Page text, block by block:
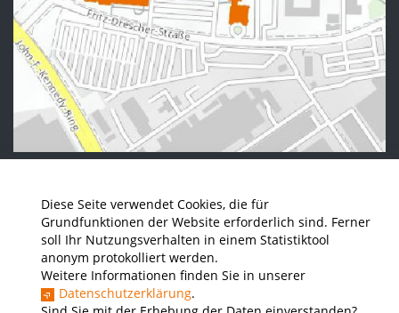
Diese Seite verwendet Cookies, die für
Grundfunktionen der Website erforderlich sind. Ferner
soll Ihr Nutzungsverhalten in einem Statistiktool
anonym protokolliert werden.
Weitere Informationen finden Sie in unserer
Datenschutzerklärung.
Facebook Instagram VKontakte
Impressum Barrierefreiheit Datenschutz